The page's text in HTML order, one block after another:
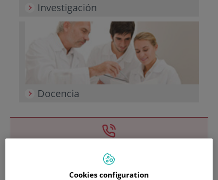
Investigación
Docencia
900 301 013
Cookies configuration